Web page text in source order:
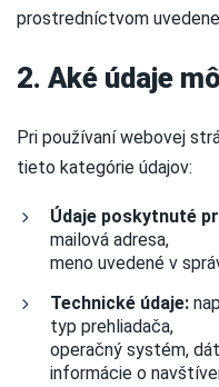
prostredníctvom
2. Aké údaje
Pri používaní webovej
tieto kategórie údajov:
Údaje poskytnuté
mailová adresa,
meno uvedené v
Technické údaje:
typ prehliadača,
operačný systém,
informácie o